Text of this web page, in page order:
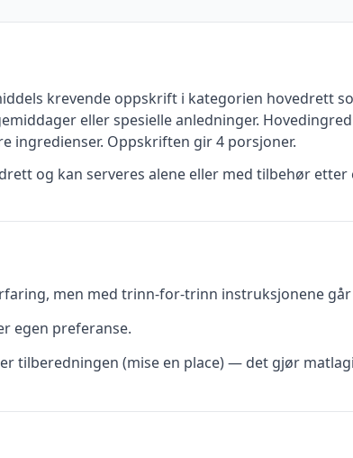
krevende oppskrift i kategorien hovedrett
eller spesielle anledninger.
ingredienser. Oppskriften gir4 porsjoner.
og kan serveres alene eller med tilbehør etter
men med trinn-for-trinn instruksjonene
egen preferanse.
tilberedningen (mise en place) — det gjør